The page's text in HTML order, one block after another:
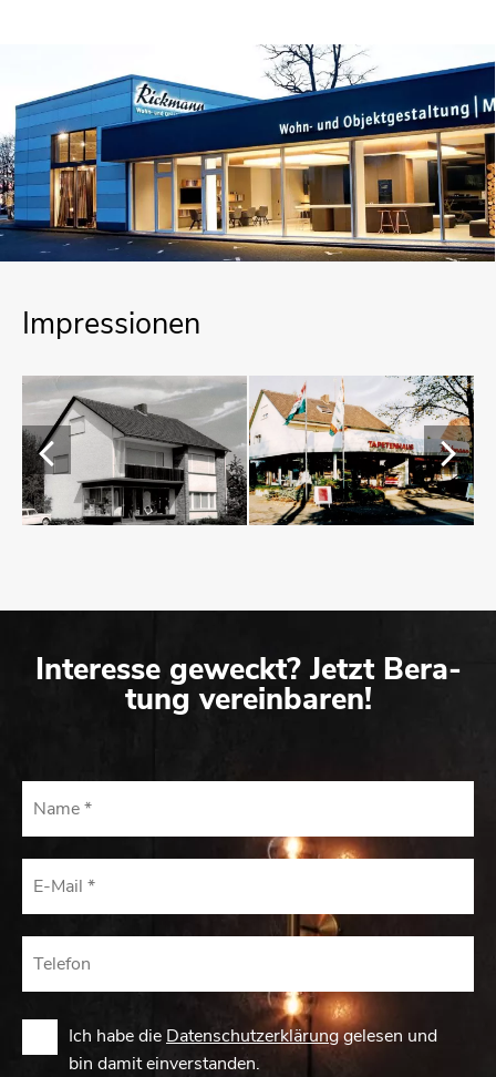
Im­pres­sio­nen
In­ter­es­se ge­weckt? Jetzt Be­ra­
tung ver­ein­ba­ren!
Ich habe die Datenschutzerklärunggelesen und
bin damit einverstanden.